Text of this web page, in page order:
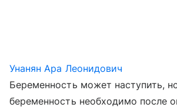
Унанян Ара Леонидович
Беременность может наступить,
беременность необходимо после